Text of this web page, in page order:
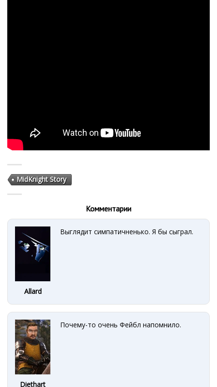
MidKnight Story
Комментарии
Allard
Выглядит симпатичненько. Я бы сыграл.
Diethart
Почему-то очень Фейбл напомнило.